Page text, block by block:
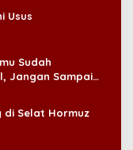
Usus
Sudah
Jangan Sampai
di Selat Hormuz